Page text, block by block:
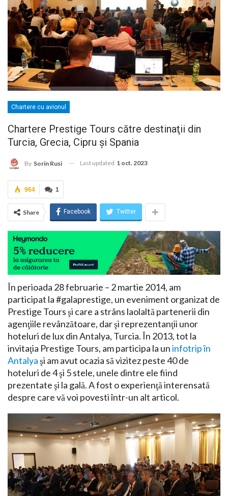
Chartere cu avionul
Chartere Prestige Tours către destinaţii din
Turcia, Grecia, Cipru şi Spania
By Sorin Rusi Last updated 1 oct. 2023
1
964
Share Facebook Twitter
În perioada 28 februarie – 2 martie 2014, am
participat la #galaprestige, un eveniment organizat de
Prestige Tours şi care a strâns laolaltă partenerii din
agenţiile revânzătoare, dar şi reprezentanţii unor
hoteluri de lux din Antalya, Turcia. În 2013, tot la
invitaţia Prestige Tours, am participa la uninfotrip în
Antalyaşi am avut ocazia să vizitez peste 40 de
hoteluri de 4 şi 5 stele, unele dintre ele fiind
prezentate şi la gală. A fost o experienţă interensată
despre care vă voi povesti într-un alt articol.